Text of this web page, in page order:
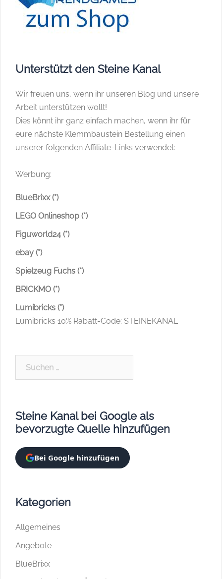
Unterstützt den Steine Kanal
Wir freuen uns, wenn ihr unseren Blog und unsere
Arbeit unterstützen wollt!
Dies könnt ihr ganz einfach machen, wenn ihr für
eure nächste Klemmbaustein Bestellung einen
unserer folgenden Affiliate-Links verwendet:
Werbung:
BlueBrixx (*)
LEGO Onlineshop (*)
Figuworld24 (*)
ebay (*)
Spielzeug Fuchs (*)
BRICKMO (*)
Lumibricks (*)
Lumibricks 10% Rabatt-Code: STEINEKANAL
Steine Kanal bei Google als
bevorzugte Quelle hinzufügen
Bei Google hinzufügen
Kategorien
Allgemeines
Angebote
BlueBrixx